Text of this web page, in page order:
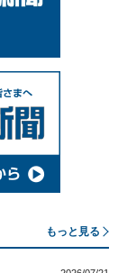
もっと見る